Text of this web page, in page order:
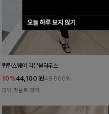
오늘 하루 보지 않기
럽틸스퀘어 리본블라우스
10%44,100 원48,900원
리뷰 카운트 영역